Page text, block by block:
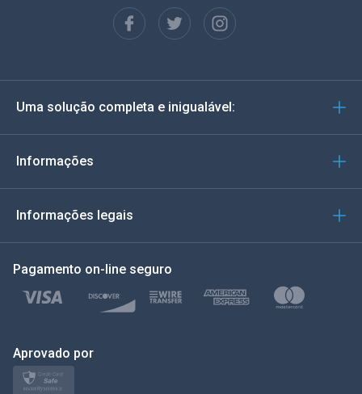
Espanhol
Alemão
Italiano
Türkçe
Polonês
日本
Uma solução completa e inigualável:
Informações
Informações legais
Pagamento on-line seguro
Aprovado por